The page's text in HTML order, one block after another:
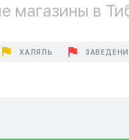
магазины в
ХАЛЯЛЬ